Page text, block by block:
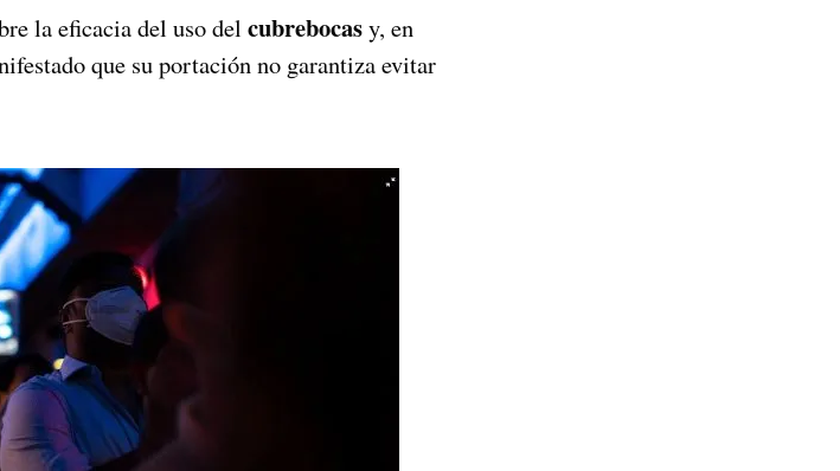
la eficacia del uso del cubrebocasy, en
que su portación no garantiza evitar